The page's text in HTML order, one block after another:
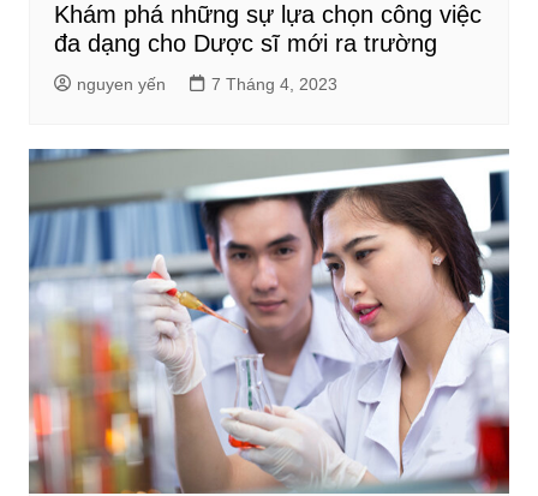
Khám phá những sự lựa chọn công việc
đa dạng cho Dược sĩ mới ra trường
nguyen yến 7 Tháng 4, 2023